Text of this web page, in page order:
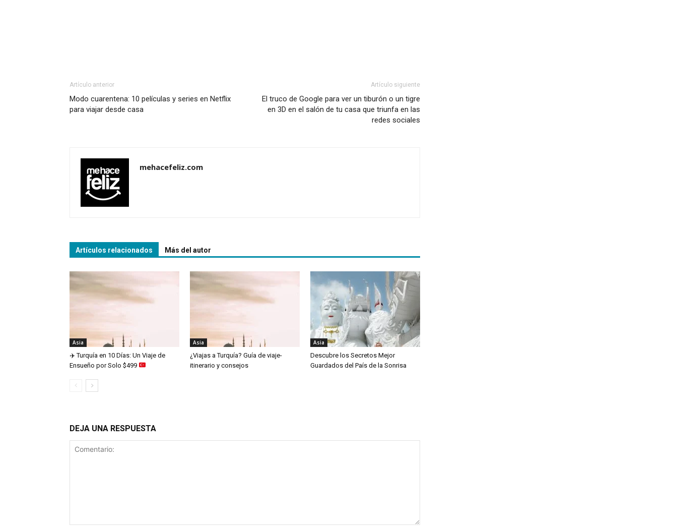
Artículo anterior
Modo cuarentena: 10 películas y series en Netflix
para viajar desde casa
Artículo siguiente
El truco de Google para ver un tiburón o un tigre
en 3D en el salón de tu casa que triunfa en las
redes sociales
mehacefeliz.com
Artículos relacionados Más del autor
Asia
✈️Turquía en 10 Días: Un Viaje de
Ensueño por Solo $499
Asia
¿Viajas a Turquía? Guía de viaje-
itinerario y consejos
Asia
Descubre los Secretos Mejor
Guardados del País de la Sonrisa
DEJA UNA RESPUESTA